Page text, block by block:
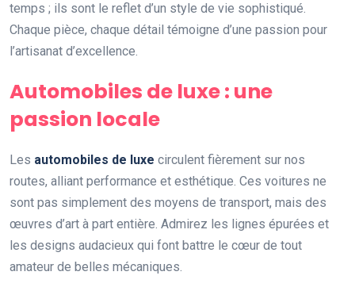
temps ; ils sont le reflet d’un style de vie sophistiqué.
Chaque pièce, chaque détail témoigne d’une passion pour
l’artisanat d’excellence.
Automobiles de luxe : une
passion locale
Les automobiles de luxe circulent fièrement sur nos
routes, alliant performance et esthétique. Ces voitures ne
sont pas simplement des moyens de transport, mais des
œuvres d’art à part entière. Admirez les lignes épurées et
les designs audacieux qui font battre le cœur de tout
amateur de belles mécaniques.